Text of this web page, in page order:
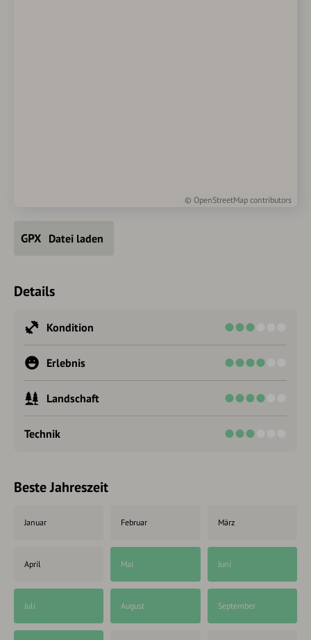
© OpenStreetMap contributors
Datei laden
Details
Kondition
Erlebnis
Landschaft
Technik
Beste Jahreszeit
Januar Februar März
April Mai Juni
Juli August September